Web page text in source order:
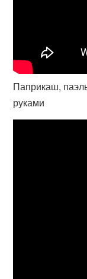
Паприкаш,
руками